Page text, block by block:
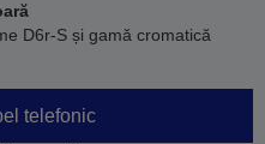
D6r-S și gamă cromatică
telefonic